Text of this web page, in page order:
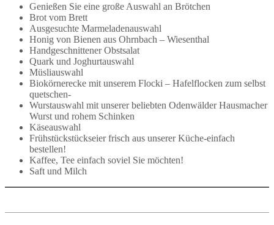
Genießen Sie eine große Auswahl an Brötchen
Brot vom Brett
Ausgesuchte Marmeladenauswahl
Honig von Bienen aus Ohrnbach – Wiesenthal
Handgeschnittener Obstsalat
Quark und Joghurtauswahl
Müsliauswahl
Biokörnerecke mit unserem Flocki – Hafelflocken zum selbst
quetschen-
Wurstauswahl mit unserer beliebten Odenwälder Hausmacher
Wurst und rohem Schinken
Käseauswahl
Frühstückstückseier frisch aus unserer Küche-einfach
bestellen!
Kaffee, Tee einfach soviel Sie möchten!
Saft und Milch